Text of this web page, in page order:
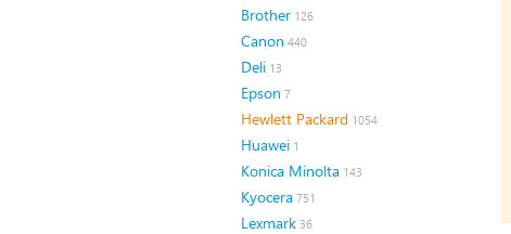
Brother 126
Canon 440
Deli 13
Epson 7
Hewlett Packard 1054
Huawei 1
Konica Minolta 143
Kyocera 751
Lexmark 36